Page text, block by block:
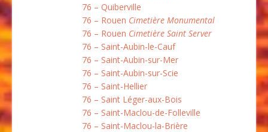
76 – Quiberville
76 – Rouen Cimetière Monumental
76 – Rouen Cimetière Saint Server
76 – Saint-Aubin-le-Cauf
76 – Saint-Aubin-sur-Mer
76 – Saint-Aubin-sur-Scie
76 – Saint-Hellier
76 – Saint Léger-aux-Bois
76 – Saint-Maclou-de-Folleville
76 – Saint-Maclou-la-Brière